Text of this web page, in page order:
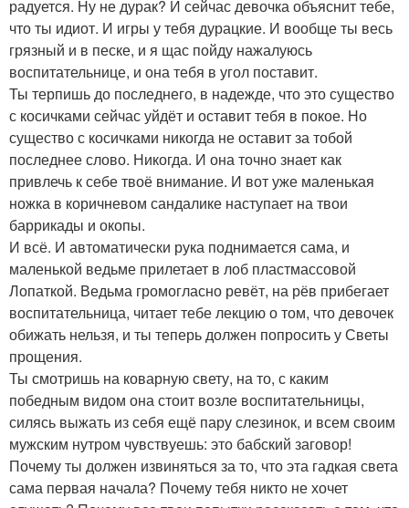
радуется. Ну не дурак? И сейчас девочка объяснит тебе,
что ты идиот. И игры у тебя дурацкие. И вообще ты весь
грязный и в песке, и я щас пойду нажалуюсь
воспитательнице, и она тебя в угол поставит.
Ты терпишь до последнего, в надежде, что это существо
с косичками сейчас уйдёт и оставит тебя в покое. Но
существо с косичками никогда не оставит за тобой
последнее слово. Никогда. И она точно знает как
привлечь к себе твоё внимание. И вот уже маленькая
ножка в коричневом сандалике наступает на твои
баррикады и окопы.
И всё. И автоматически рука поднимается сама, и
маленькой ведьме прилетает в лоб пластмассовой
Лопаткой. Ведьма громогласно ревёт, на рёв прибегает
воспитательница, читает тебе лекцию о том, что девочек
обижать нельзя, и ты теперь должен попросить у Светы
прощения.
Ты смотришь на коварную свету, на то, с каким
победным видом она стоит возле воспитательницы,
силясь выжать из себя ещё пару слезинок, и всем своим
мужским нутром чувствуешь: это бабский заговор!
Почему ты должен извиняться за то, что эта гадкая света
сама первая начала? Почему тебя никто не хочет